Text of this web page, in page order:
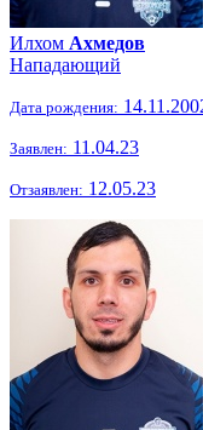
Илхом Ахмедов
Нападающий
Дата рождения:
Заявлен: 11.04.23
Отзаявлен: 12.05.23